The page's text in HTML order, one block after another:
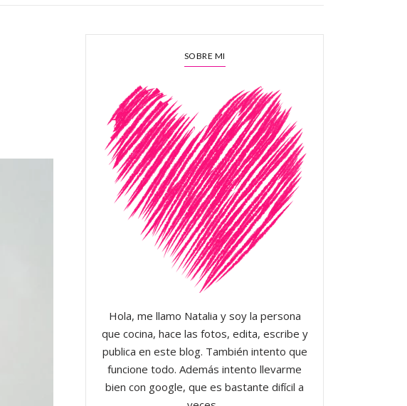
SOBRE MI
Hola, me llamo Natalia y soy la persona
que cocina, hace las fotos, edita, escribe y
publica en este blog. También intento que
funcione todo. Además intento llevarme
bien con google, que es bastante difícil a